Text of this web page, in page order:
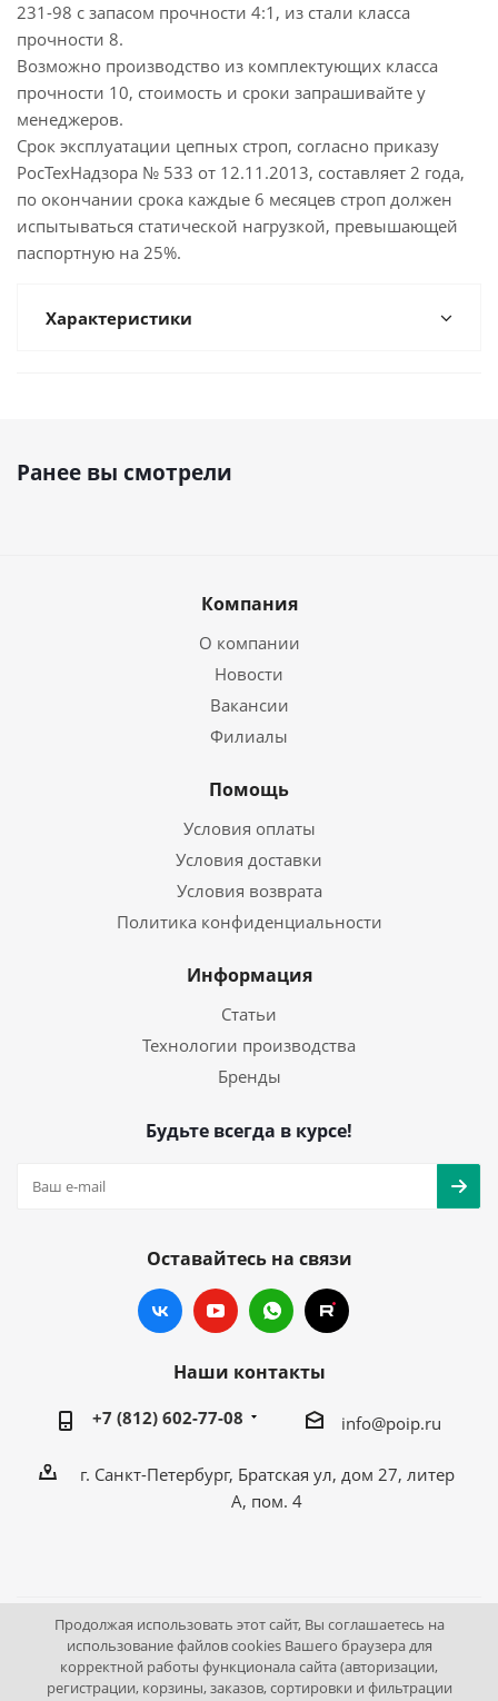
231-98 с запасом прочности 4:1, из стали класса
прочности 8.
Возможно производство из комплектующих класса
прочности 10, стоимость и сроки запрашивайте у
менеджеров.
Срок эксплуатации цепных строп, согласно приказу
РосТехНадзора № 533 от 12.11.2013, составляет 2 года,
по окончании срока каждые 6 месяцев строп должен
испытываться статической нагрузкой, превышающей
паспортную на 25%.
Характеристики
Ранее вы смотрели
Компания
О компании
Новости
Вакансии
Филиалы
Помощь
Условия оплаты
Условия доставки
Условия возврата
Политика конфиденциальности
Информация
Статьи
Технологии производства
Бренды
Будьте всегда в курсе!
Оставайтесь на связи
Наши контакты
+7 (812) 602-77-08 info@poip.ru
г. Санкт-Петербург, Братская ул, дом 27, литер
А, пом. 4
2009 - 2026 © Промышленное оборудование Интернет
портал.
Продолжая использовать этот сайт, Вы соглашаетесь на
использование файлов cookies Вашего браузера для
корректной работы функционала сайта (авторизации,
регистрации, корзины, заказов, сортировки и фильтрации